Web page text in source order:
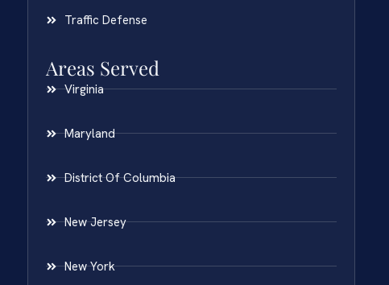
Traffic Defense
Areas Served
Virginia
Maryland
District Of Columbia
New Jersey
New York